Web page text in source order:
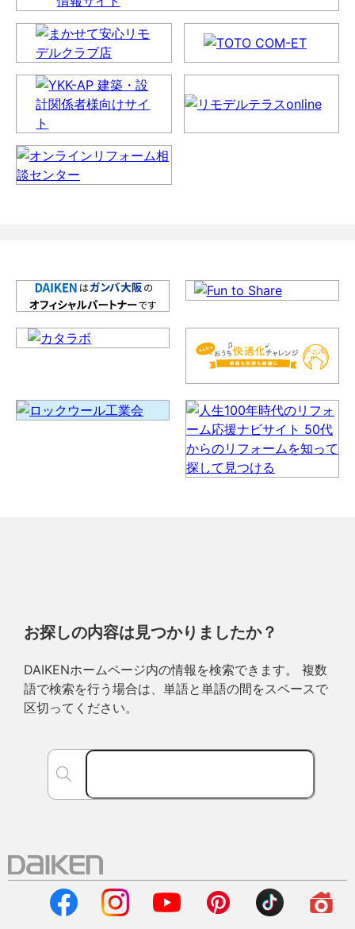
お探しの内容は見つかりましたか？
DAIKENホームページ内の情報を検索できます。 複数
語で検索を行う場合は、単語と単語の間をスペースで
区切ってください。